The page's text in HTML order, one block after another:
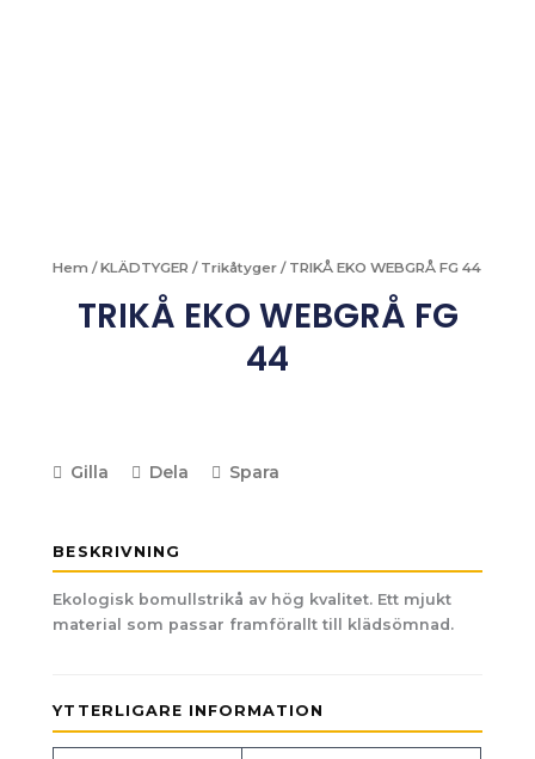
Hem /KLÄDTYGER / Trikåtyger / TRIKÅ EKO WEBGRÅ FG 44
TRIKÅ EKO WEBGRÅ FG
44
Gilla Dela Spara
BESKRIVNING
Ekologisk bomullstrikå av hög kvalitet. Ett mjukt
material som passar framförallt till klädsömnad.
YTTERLIGARE INFORMATION